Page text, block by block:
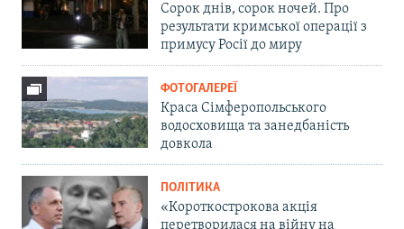
Сорок днів, сорок ночей. Про
результати кримської операції з
примусу Росії до миру
ФОТОГАЛЕРЕЇ
Краса Сімферопольського
водосховища та занедбаність
довкола
ПОЛІТИКА
«Короткострокова акція
перетворилася на війну на